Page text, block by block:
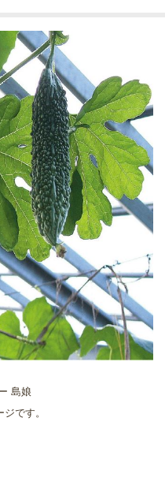
島娘
です。